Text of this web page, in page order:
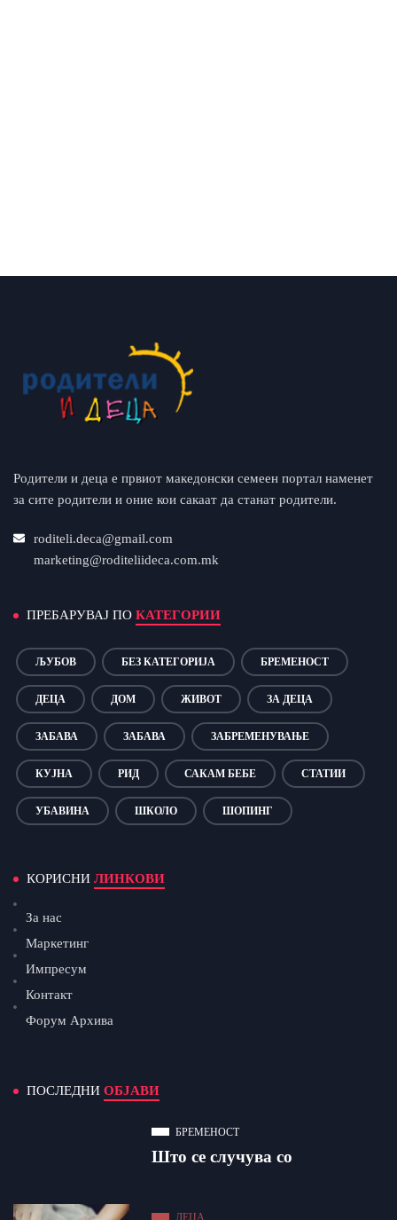
Родители и деца е првиот македонски семеен портал наменет
за сите родители и оние кои сакаат да станат родители.
roditeli.deca@gmail.com
marketing@roditeliideca.com.mk
ПРЕБАРУВАЈ ПО КАТЕГОРИИ
ЉУБОВ БЕЗ КАТЕГОРИЈА БРЕМЕНОСТ
ДЕЦА ДОМ ЖИВОТ ЗА ДЕЦА
ЗАБАВА ЗАБАВА ЗАБРЕМЕНУВАЊЕ
КУЈНА РИД САКАМ БЕБЕ СТАТИИ
УБАВИНА ШКОЛО ШОПИНГ
КОРИСНИ ЛИНКОВИ
За нас
Маркетинг
Импресум
Контакт
Форум Архива
ПОСЛЕДНИ ОБЈАВИ
БРЕМЕНОСТ
Што се случува со
ДЕЦА